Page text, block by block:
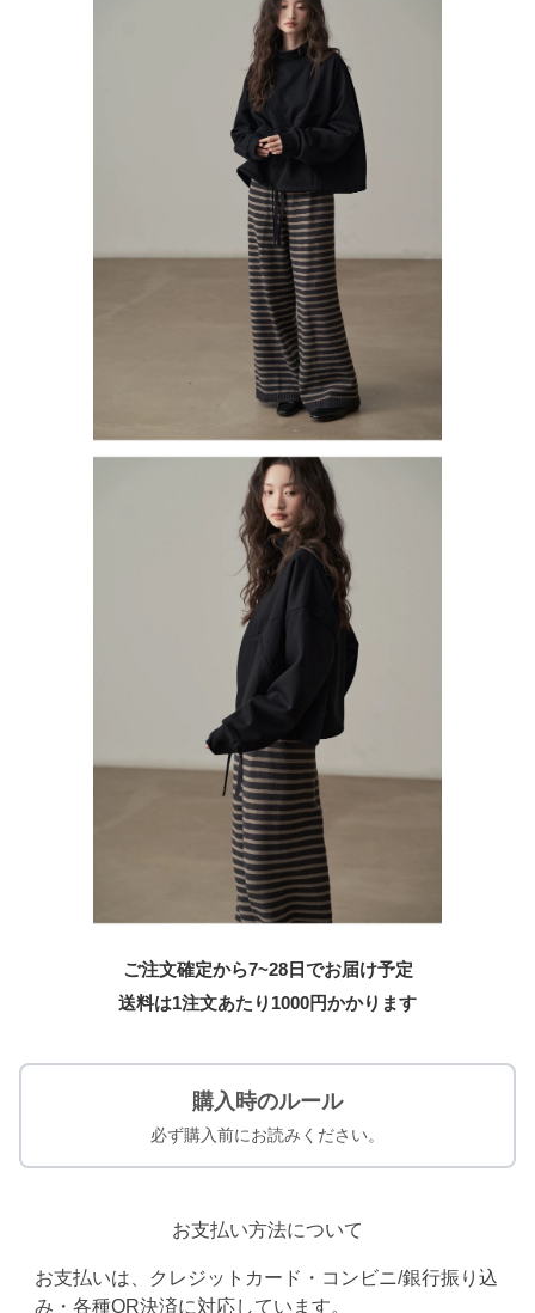
ご注文確定から7~28日でお届け予定
送料は1注文あたり 1000円かかります
購入時のルール
必ず購入前にお読みください。
お支払い方法について
お支払いは、クレジットカード・コンビニ/銀行振り込
み・各種QR決済に対応しています。